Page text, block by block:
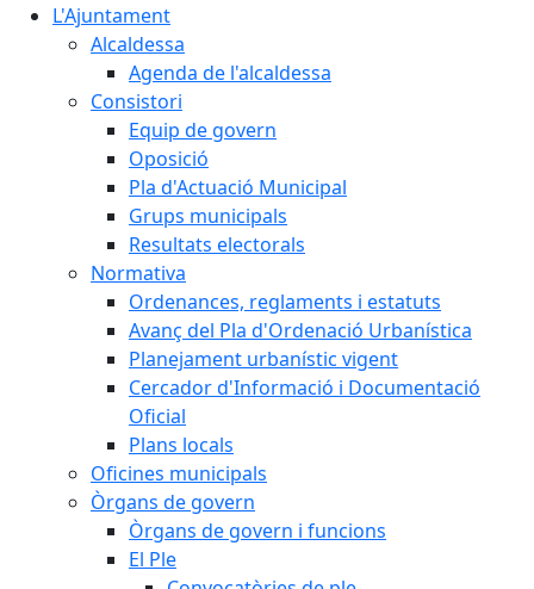
L'Ajuntament
Alcaldessa
Agenda de l'alcaldessa
Consistori
Equip de govern
Oposició
Pla d'Actuació Municipal
Grups municipals
Resultats electorals
Normativa
Ordenances, reglaments i estatuts
Avanç del Pla d'Ordenació Urbanística
Planejament urbanístic vigent
Cercador d'Informació i Documentació
Oficial
Plans locals
Oficines municipals
Òrgans de govern
Òrgans de govern i funcions
El Ple